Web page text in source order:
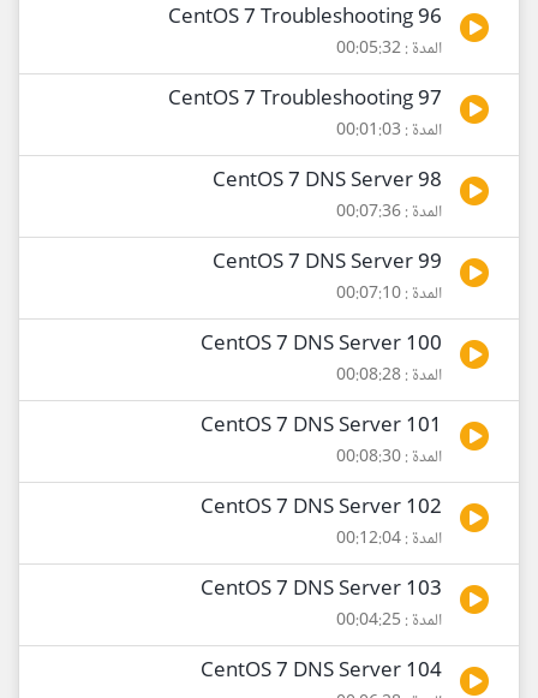
96 CentOS 7 Troubleshooting
المدة : 00:05:32
97 CentOS 7 Troubleshooting
المدة : 00:01:03
98 CentOS 7 DNS Server
المدة : 00:07:36
99 CentOS 7 DNS Server
المدة : 00:07:10
100 CentOS 7 DNS Server
المدة : 00:08:28
101 CentOS 7 DNS Server
المدة : 00:08:30
102 CentOS 7 DNS Server
المدة : 00:12:04
103 CentOS 7 DNS Server
المدة : 00:04:25
104 CentOS 7 DNS Server